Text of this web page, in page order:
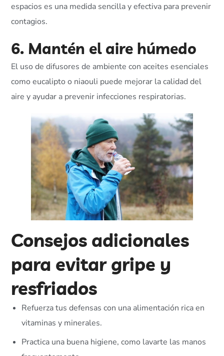
espacios es una medida sencilla y efectiva para prevenir
contagios.
6. Mantén el aire húmedo
El uso de difusores de ambiente con aceites esenciales
como eucalipto o niaouli puede mejorar la calidad del
aire y ayudar a prevenir infecciones respiratorias.
Consejos adicionales
para evitar gripe y
resfriados
Refuerza tus defensas con una alimentación rica en
vitaminas y minerales.
Practica una buena higiene, como lavarte las manos